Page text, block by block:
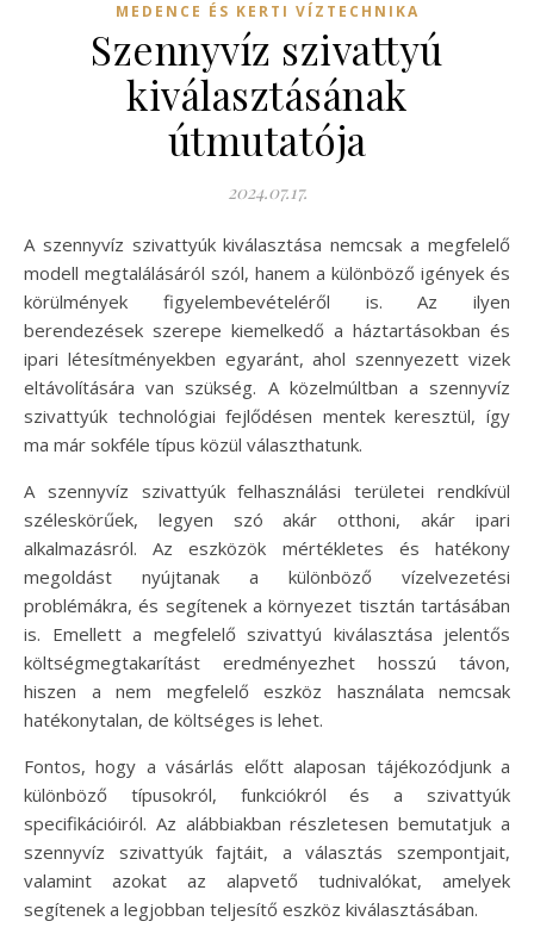
MEDENCE ÉS KERTI VÍZTECHNIKA
Szennyvíz szivattyú
kiválasztásának
útmutatója
2024.07.17.
A szennyvíz szivattyúk kiválasztása nemcsak a megfelelő
modell megtalálásáról szól, hanem a különböző igények és
körülmények figyelembevételéről is. Az ilyen
berendezések szerepe kiemelkedő a háztartásokban és
ipari létesítményekben egyaránt, ahol szennyezett vizek
eltávolítására van szükség. A közelmúltban a szennyvíz
szivattyúk technológiai fejlődésen mentek keresztül, így
ma már sokféle típus közül választhatunk.
A szennyvíz szivattyúk felhasználási területei rendkívül
széleskörűek, legyen szó akár otthoni, akár ipari
alkalmazásról. Az eszközök mértékletes és hatékony
megoldást nyújtanak a különböző vízelvezetési
problémákra, és segítenek a környezet tisztán tartásában
is. Emellett a megfelelő szivattyú kiválasztása jelentős
költségmegtakarítást eredményezhet hosszú távon,
hiszen a nem megfelelő eszköz használata nemcsak
hatékonytalan, de költséges is lehet.
Fontos, hogy a vásárlás előtt alaposan tájékozódjunk a
különböző típusokról, funkciókról és a szivattyúk
specifikációiról. Az alábbiakban részletesen bemutatjuk a
szennyvíz szivattyúk fajtáit, a választás szempontjait,
valamint azokat az alapvető tudnivalókat, amelyek
segítenek a legjobban teljesítő eszköz kiválasztásában.